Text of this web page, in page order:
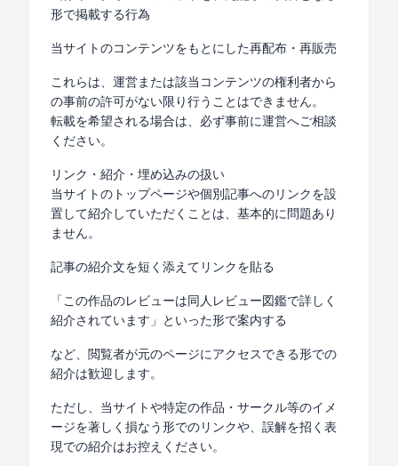
形で掲載する行為
当サイトのコンテンツをもとにした再配布・再販売
これらは、運営または該当コンテンツの権利者から
の事前の許可がない限り行うことはできません。
転載を希望される場合は、必ず事前に運営へご相談
ください。
リンク・紹介・埋め込みの扱い
当サイトのトップページや個別記事へのリンクを設
置して紹介していただくことは、基本的に問題あり
ません。
記事の紹介文を短く添えてリンクを貼る
「この作品のレビューは同人レビュー図鑑で詳しく
紹介されています」といった形で案内する
など、閲覧者が元のページにアクセスできる形での
紹介は歓迎します。
ただし、当サイトや特定の作品・サークル等のイメ
ージを著しく損なう形でのリンクや、誤解を招く表
現での紹介はお控えください。